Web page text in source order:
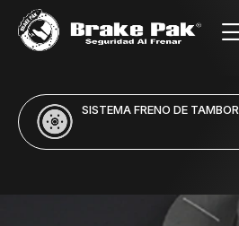
SISTEMA FRENO DE TAMBOR